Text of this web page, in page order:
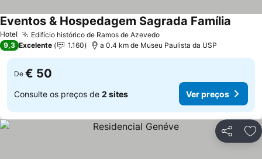
Hotel Edifício histórico de Ramos de AzevedoVer preços
Eventos & Hospedagem Sagrada Família
9,3 Excelente 1.160 a 0.4 km de Museu Paulista da USP
De € 50
Consulte os preços de 2 sites Ver preços
Partilhar